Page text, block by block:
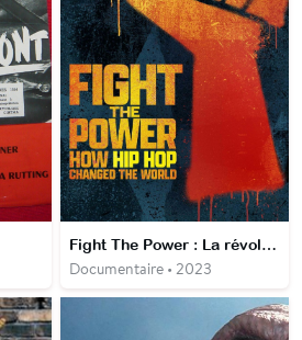
Fight The Power : La révolution du hip-hop / Comment le hip-hop a changé le monde
Documentaire • 2023